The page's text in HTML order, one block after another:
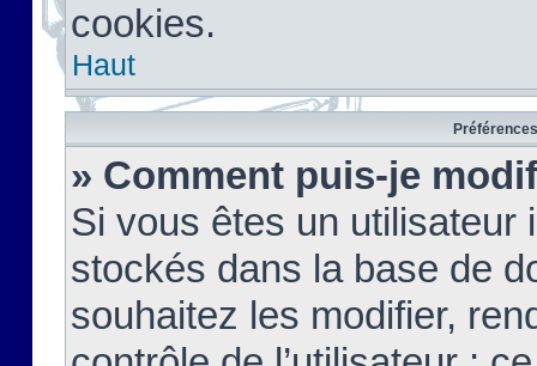
cookies.
Haut
» Comment puis-je
Si vous êtes un
stockés dans la base de
souhaitez les modifier,